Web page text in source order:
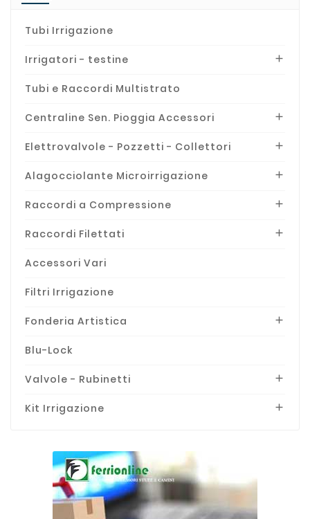
sami
solem
(15)
Tubi Irrigazione
Irrigatori - testine 
Tubi e Raccordi Multistrato
Centraline Sen. Pioggia Accessori 
Elettrovalvole - Pozzetti - Collettori 
Alagocciolante Microirrigazione 
Raccordi a Compressione 
Raccordi Filettati 
Accessori Vari
Filtri Irrigazione
Fonderia Artistica 
Blu-Lock
Valvole - Rubinetti 
Kit Irrigazione 